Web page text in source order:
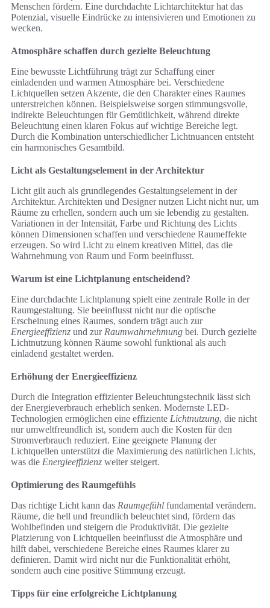
Menschen fördern. Eine durchdachte Lichtarchitektur hat das
Potenzial, visuelle Eindrücke zu intensivieren und Emotionen zu
wecken.
Atmosphäre schaffen durch gezielte Beleuchtung
Eine bewusste Lichtführung trägt zur Schaffung einer
einladenden und warmen Atmosphäre bei. Verschiedene
Lichtquellen setzen Akzente, die den Charakter eines Raumes
unterstreichen können. Beispielsweise sorgen stimmungsvolle,
indirekte Beleuchtungen für Gemütlichkeit, während direkte
Beleuchtung einen klaren Fokus auf wichtige Bereiche legt.
Durch die Kombination unterschiedlicher Lichtnuancen entsteht
ein harmonisches Gesamtbild.
Licht als Gestaltungselement in der Architektur
Licht gilt auch als grundlegendes Gestaltungselement in der
Architektur. Architekten und Designer nutzen Licht nicht nur, um
Räume zu erhellen, sondern auch um sie lebendig zu gestalten.
Variationen in der Intensität, Farbe und Richtung des Lichts
können Dimensionen schaffen und verschiedene Raumeffekte
erzeugen. So wird Licht zu einem kreativen Mittel, das die
Wahrnehmung von Raum und Form beeinflusst.
Warum ist eine Lichtplanung entscheidend?
Eine durchdachte Lichtplanung spielt eine zentrale Rolle in der
Raumgestaltung. Sie beeinflusst nicht nur die optische
Erscheinung eines Raumes, sondern trägt auch zur
Energieeffizienz und zur Raumwahrnehmung bei. Durch gezielte
Lichtnutzung können Räume sowohl funktional als auch
einladend gestaltet werden.
Erhöhung der Energieeffizienz
Durch die Integration effizienter Beleuchtungstechnik lässt sich
der Energieverbrauch erheblich senken. Modernste LED-
Technologien ermöglichen eine effiziente Lichtnutzung, die nicht
nur umweltfreundlich ist, sondern auch die Kosten für den
Stromverbrauch reduziert. Eine geeignete Planung der
Lichtquellen unterstützt die Maximierung des natürlichen Lichts,
was die Energieeffizienz weiter steigert.
Optimierung des Raumgefühls
Das richtige Licht kann das Raumgefühl fundamental verändern.
Räume, die hell und freundlich beleuchtet sind, fördern das
Wohlbefinden und steigern die Produktivität. Die gezielte
Platzierung von Lichtquellen beeinflusst die Atmosphäre und
hilft dabei, verschiedene Bereiche eines Raumes klarer zu
definieren. Damit wird nicht nur die Funktionalität erhöht,
sondern auch eine positive Stimmung erzeugt.
Tipps für eine erfolgreiche Lichtplanung